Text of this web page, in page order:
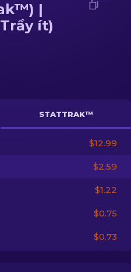
VI
|
ít)
STATTRAK™
$12.99
$2.59
$1.22
$0.75
$0.73